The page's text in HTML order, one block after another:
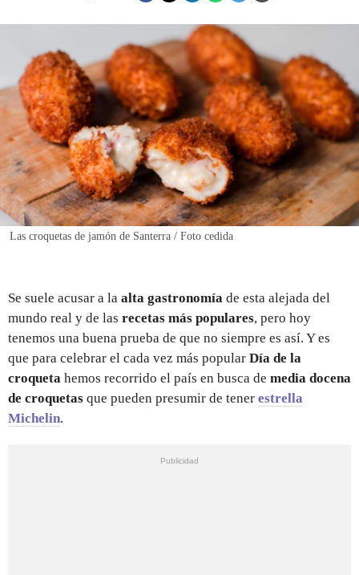
INICIAR SESIÓN
Las croquetas de jamón de Santerra / Foto cedida
Se suele acusar a la alta gastronomía de esta alejada del
mundo real y de las recetas más populares, pero hoy
tenemos una buena prueba de que no siempre es así. Y es
que para celebrar el cada vez más popular Día de la
croqueta hemos recorrido el país en busca de media docena
de croquetas que pueden presumir de tener estrella
Michelin.